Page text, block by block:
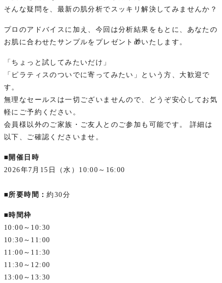
そんな疑問を、最新の肌分析でスッキリ解決してみませんか？
プロのアドバイスに加え、今回は分析結果をもとに、あなたの
お肌に合わせたサンプルをプレゼント🎁いたします。
「ちょっと試してみたいだけ」
「ピラティスのついでに寄ってみたい」という方、大歓迎で
す。
無理なセールスは一切ございませんので、どうぞ安心してお気
軽にご予約ください。
会員様以外のご家族・ご友人とのご参加も可能です。 詳細は
以下、ご確認くださいませ。
■開催日時
2026年7月15日（水）10:00～16:00
■所要時間：約30分
■時間枠
10:00～10:30
10:30～11:00
11:00～11:30
11:30～12:00
13:00～13:30